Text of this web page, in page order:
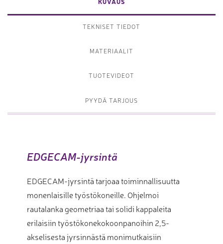
KUVAUS
TEKNISET TIEDOT
MATERIAALIT
TUOTEVIDEOT
PYYDÄ TARJOUS
EDGECAM-jyrsintä
EDGECAM-jyrsintä tarjoaa toiminnallisuutta
monenlaisille työstökoneille. Ohjelmoi
rautalanka geometriaa tai solidi kappaleita
erilaisiin työstökonekokoonpanoihin 2,5-
akselisesta jyrsinnästä monimutkaisiin